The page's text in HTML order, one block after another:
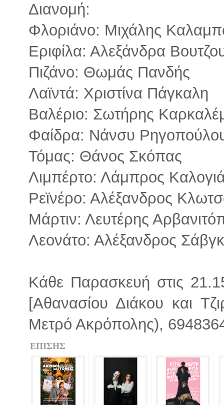
Διανομή:
Φλοριάνο: Mιχάλης
Εριφίλα: Αλεξάνδρα
Πιζάνο: Θωμάς Πανδής
Λαϊντά: Χριστίνα Πάγκαλη
Βαλέριο: Σωτήρης
Φαίδρα: Νάνσυ
Τόμας: Θάνος Σκόπας
Λιμπέρτο: Λάμπρος
Ρεϊνέρο: Αλέξανδρος
Μάρτιν: Λευτέρης
Λεονάτο: Αλέξανδρος
Κάθε Παρασκευή στις
[Αθανασίου Διάκου και
Μετρό Ακρόπολης),
ΕΠΙΣΗΣ